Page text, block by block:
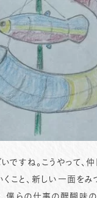
ですね。こうやって、仲
こと、新しい一面をみ